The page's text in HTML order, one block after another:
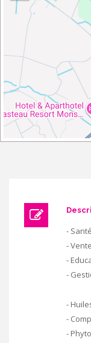
-
-
-
-
-
-
-